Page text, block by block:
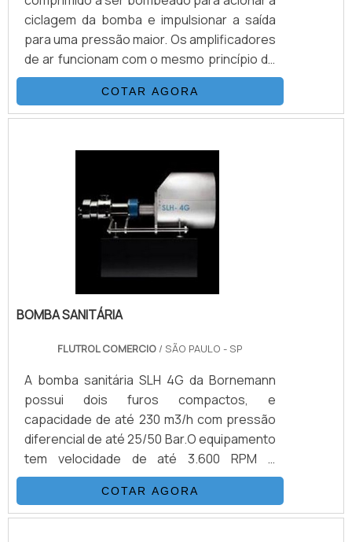
ciclagem da bomba e impulsionar a saída
para uma pressão maior. Os amplificadores
de ar funcionam com o mesmo princípio de
operação que as bombas e os
boosters.Multiplicando as pressões
através da relação área de pistões. O
embalagens PET, como, por exemplo,
indústrias alimentícias, químicas, de
cosméticos, entre muitas outras.
Conhecido comume.
COTAR AGORA
BOMBA SANITÁRIA
FLUTROL COMERCIO / SÃO PAULO - SP
A bomba sanitária SLH 4G da Bornemann
possui dois furos compactos, e
capacidade de até 230 m3/h com pressão
diferencial de até 25/50 Bar.O equipamento
tem velocidade de até 3.600 RPM e
viscosidade de um a 1.000.000 cSt, a bomba
tem temperatura máxima de até 200°C e
pulsação menor de 25%.A bomba possui
COTAR AGORA